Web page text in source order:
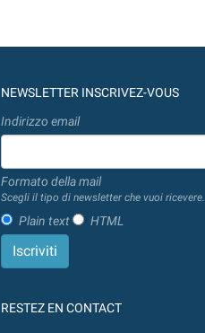
NEWSLETTER INSCRIVEZ-VOUS
Indirizzo email
Formato della mail
Scegli il tipo di newsletter che vuoi ricevere.
Plain text HTML
RESTEZ EN CONTACT